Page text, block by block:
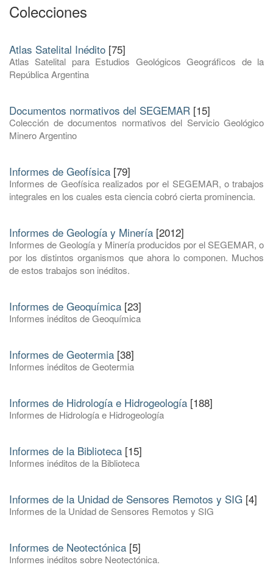
Colecciones
Atlas Satelital Inédito [75]
Atlas Satelital para Estudios Geológicos Geográficos de la
República Argentina
Documentos normativos del SEGEMAR [15]
Colección de documentos normativos del Servicio Geológico
Minero Argentino
Informes de Geofísica [79]
Informes de Geofísica realizados por el SEGEMAR, o trabajos
integrales en los cuales esta ciencia cobró cierta prominencia.
Informes de Geología y Minería [2012]
Informes de Geología y Minería producidos por el SEGEMAR, o
por los distintos organismos que ahora lo componen. Muchos
de estos trabajos son inéditos.
Informes de Geoquímica [23]
Informes inéditos de Geoquímica
Informes de Geotermia [38]
Informes inéditos de Geotermia
Informes de Hidrología e Hidrogeología [188]
Informes de Hidrología e Hidrogeología
Informes de la Biblioteca [15]
Informes inéditos de la Biblioteca
Informes de la Unidad de Sensores Remotos y SIG [4]
Informes de la Unidad de Sensores Remotos y SIG
Informes de Neotectónica [5]
Informes inéditos sobre Neotectónica.